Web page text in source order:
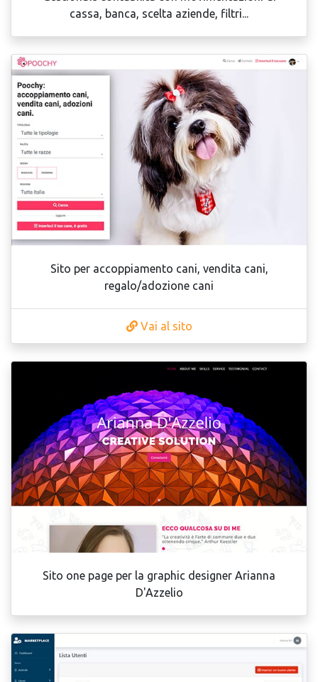
cassa, banca, scelta aziende, filtri...
Sito per accoppiamento cani, vendita cani,
regalo/adozione cani
Vai al sito
Sito one page per la graphic designer Arianna
D'Azzelio